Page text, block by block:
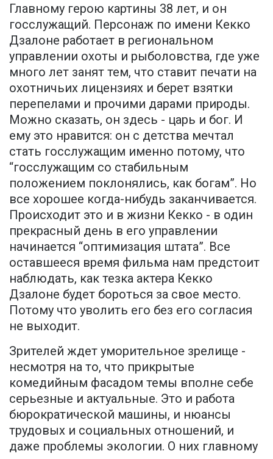
Главному герою картины 38 лет, и он
госслужащий. Персонаж по имени Кекко
Дзалоне работает в региональном
управлении охоты и рыболовства, где уже
много лет занят тем, что ставит печати на
охотничьих лицензиях и берет взятки
перепелами и прочими дарами природы.
Можно сказать, он здесь - царь и бог. И
ему это нравится: он с детства мечтал
стать госслужащим именно потому, что
“госслужащим со стабильным
положением поклонялись, как богам”. Но
все хорошее когда-нибудь заканчивается.
Происходит это и в жизни Кекко - в один
прекрасный день в его управлении
начинается “оптимизация штата”. Все
оставшееся время фильма нам предстоит
наблюдать, как тезка актера Кекко
Дзалоне будет бороться за свое место.
Потому что уволить его без его согласия
не выходит.
Зрителей ждет уморительное зрелище -
несмотря на то, что прикрытые
комедийным фасадом темы вполне себе
серьезные и актуальные. Это и работа
бюрократической машины, и нюансы
трудовых и социальных отношений, и
даже проблемы экологии. О них главному